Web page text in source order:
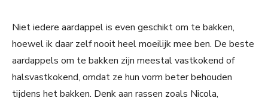
Niet iedere aardappel is even geschikt om te bakken,
hoewel ik daar zelf nooit heel moeilijk mee ben. De beste
aardappels om te bakken zijn meestal vastkokend of
halsvastkokend, omdat ze hun vorm beter behouden
tijdens het bakken. Denk aan rassen zoals Nicola,